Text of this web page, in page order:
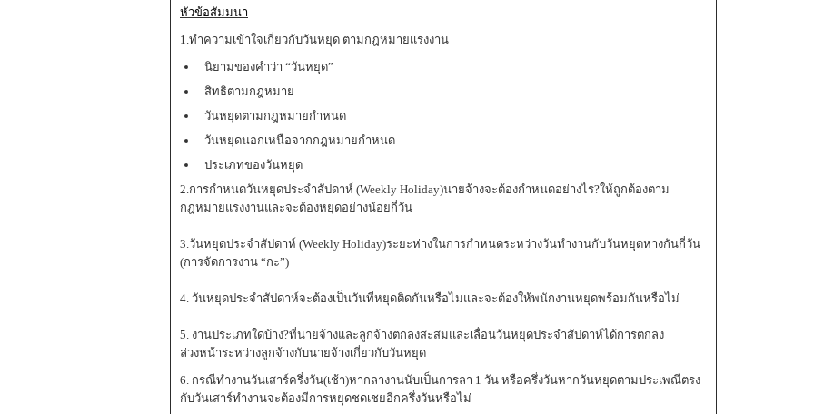
หัวข้อสัมมนา
1.ทำความเข้าใจเกี่ยวกับวันหยุด ตามกฎหมายแรงงาน
นิยามของคำว่า “วันหยุด”
สิทธิตามกฎหมาย
วันหยุดตามกฎหมายกำหนด
วันหยุดนอกเหนือจากกฎหมายกำหนด
ประเภทของวันหยุด
2.การกำหนดวันหยุดประจำสัปดาห์ (Weekly Holiday)นายจ้างจะต้องกำหนดอย่างไร?ให้ถูกต้องตาม
กฎหมายแรงงานและจะต้องหยุดอย่างน้อยกี่วัน
3.วันหยุดประจำสัปดาห์ (Weekly Holiday)ระยะห่างในการกำหนดระหว่างวันทำงานกับวันหยุดห่างกันกี่วัน
(การจัดการงาน “กะ”)
4. วันหยุดประจำสัปดาห์จะต้องเป็นวันที่หยุดติดกันหรือไม่และจะต้องให้พนักงานหยุดพร้อมกันหรือไม่
5. งานประเภทใดบ้าง?ที่นายจ้างและลูกจ้างตกลงสะสมและเลื่อนวันหยุดประจำสัปดาห์ได้การตกลง
ล่วงหน้าระหว่างลูกจ้างกับนายจ้างเกี่ยวกับวันหยุด
6. กรณีทำงานวันเสาร์ครึ่งวัน(เช้า)หากลางานนับเป็นการลา 1 วัน หรือครึ่งวันหากวันหยุดตามประเพณีตรง
กับวันเสาร์ทำงานจะต้องมีการหยุดชดเชยอีกครึ่งวันหรือไม่